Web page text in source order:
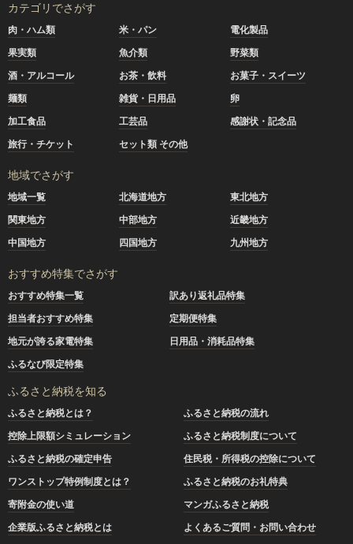
カテゴリでさがす
肉・ハム類 米・パン
電化製品
果実類
魚介類
野菜類
酒・アルコール
お茶・飲料
お菓子・スイーツ
麺類
雑貨・日用品
卵
加工食品
工芸品
感謝状・記念品
旅行・チケット
セット類 その他
地域でさがす
地域一覧 北海道地方
東北地方
関東地方
中部地方
近畿地方
中国地方
四国地方 九州地方
おすすめ特集でさがす
おすすめ特集一覧
訳あり返礼品特集
担当者おすすめ特集
定期便特集
地元が誇る家電特集
日用品・消耗品特集
ふるなび限定特集
ふるさと納税を知る
ふるさと納税とは？
ふるさと納税の流れ
控除上限額シミュレーション
ふるさと納税制度について
ふるさと納税の確定申告
住民税・所得税の控除について
ワンストップ特例制度とは？
ふるさと納税のお礼特典
寄附金の使い道
マンガふるさと納税
企業版ふるさと納税とは
よくあるご質問・お問い合わせ